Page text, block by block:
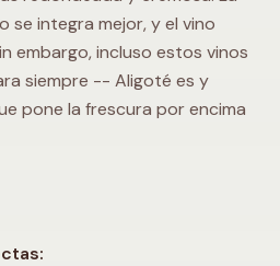
se integra mejor, y el vino
embargo, incluso estos vinos
siempre -- Aligoté es y
pone la frescura por encima